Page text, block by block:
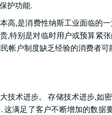
护功能.
高,是消费性纳斯工业面临的
,特别是对临时用户或预算紧
帐户制度缺乏经验的消费者
技术进步。 存储技术进步,如
这满足了客户不断增加的数据